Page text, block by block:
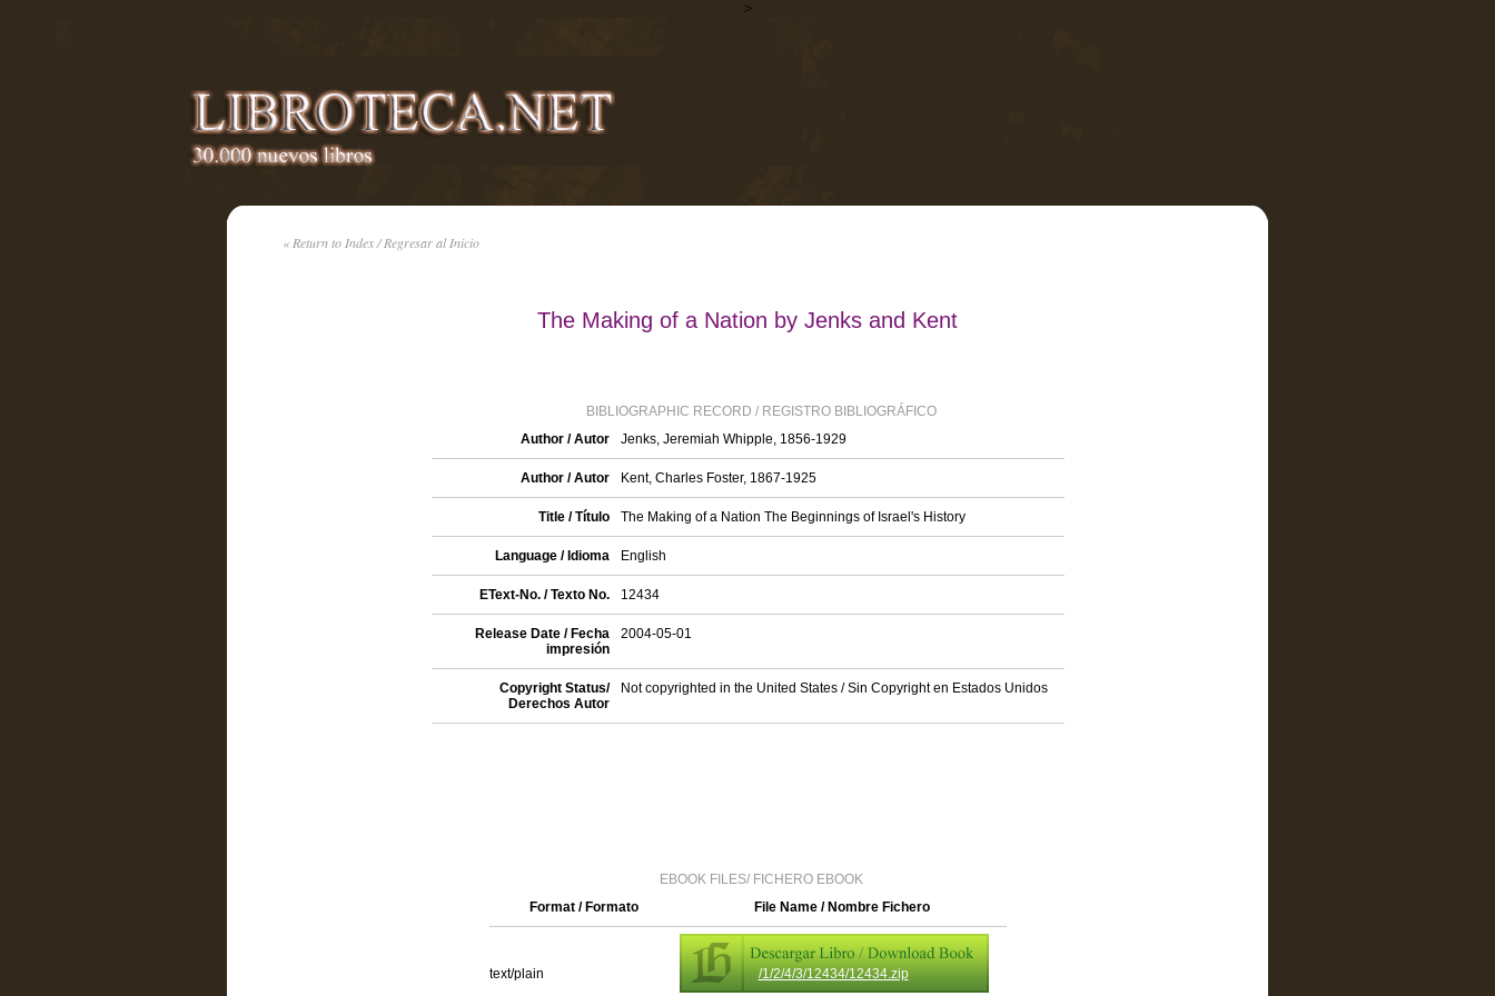
>
« Return to Index / Regresar al Inicio
The Making of a Nation by Jenks and Kent
BIBLIOGRAPHIC RECORD / REGISTRO BIBLIOGRÁFICO
Author / Autor
Jenks, Jeremiah Whipple, 1856-1929
Author / Autor Kent, Charles Foster, 1867-1925
Title / Título The Making of a Nation The Beginnings of Israel's History
Language / Idioma English
EText-No. / Texto No. 12434
Release Date / Fecha
impresión
2004-05-01
Copyright Status/
Derechos Autor
Not copyrighted in the United States / Sin Copyright en Estados Unidos
EBOOK FILES/ FICHERO EBOOK
Format / Formato
File Name / Nombre Fichero
text/plain /1/2/4/3/12434/12434.zip